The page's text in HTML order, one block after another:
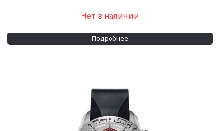
Нет в наличии
Подробнее